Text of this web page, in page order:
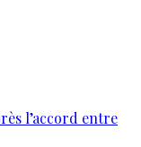
l’accord entre